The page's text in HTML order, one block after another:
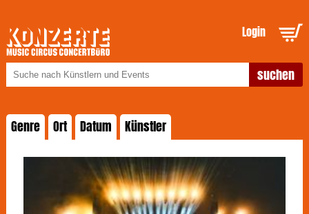
Login
Genre Ort Datum Künstler